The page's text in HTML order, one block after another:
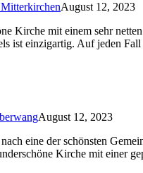
August 12, 2023
Kirche mit einem sehr
ist einzigartig. Auf jeden
August 12, 2023
eine der schönsten
Kirche mit einer